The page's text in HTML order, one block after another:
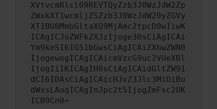
XVtvcmRlcl09REVTQyZzb3J0WzJdW2Zp
ZWxkXT1wcmljZSZzb3J0WzJdW29yZGVy
XT1BU0MmbGltaXQ9MjAmc2tpcD0wIiwK
ICAgICJoZWFkZXJzIjoge30sCiAgICAi
Ym9keSI6IG51bGwsCiAgICAiZXhwZWN0
IjogewogICAgICAicmVzcG9uc2VUeXBl
IjogIiIKICAgIH0sCiAgICAidGltZW91
dCI6IDAsCiAgICAicHJvZ3Jlc3MiOiBu
dWxsLAogICAgInJpc2t5IjogZmFsc2UK
ICB9Cn0=